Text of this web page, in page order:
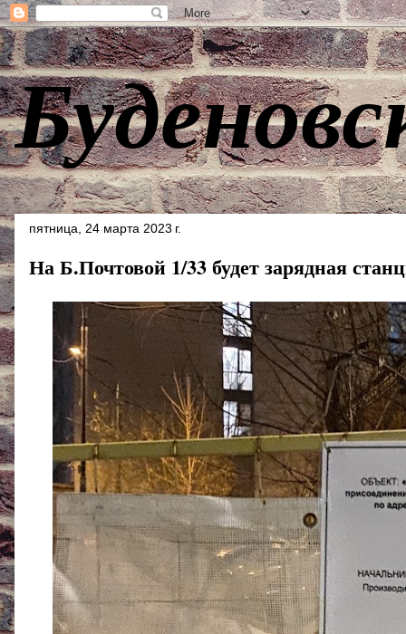
пятница, 24 марта 2023 г.
На Б.Почтовой 1/33 будет зарядная